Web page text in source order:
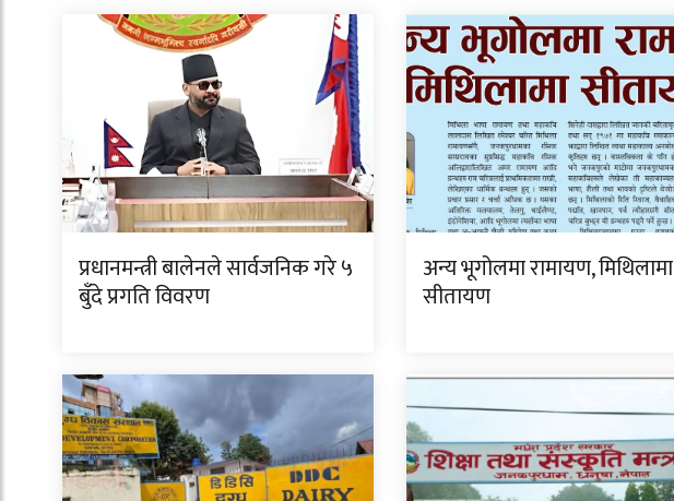
प्रधानमन्त्री बालेनले सार्वजनिक गरे ५
बुँदे प्रगति विवरण
अन्य भूगोलमा रामायण, मिथिलामा
सीतायण